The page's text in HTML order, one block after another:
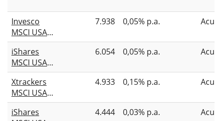
1C
Invesco
MSCI USA
UCITS ETF
7.938 0,05% p.a.
iShares
MSCI USA
Swap
UCITS ETF
USD (Acc)
6.054 0,05% p.a.
Xtrackers
MSCI USA
Swap
UCITS ETF
4.933 0,15% p.a.
iShares
4.444 0,03% p.a.